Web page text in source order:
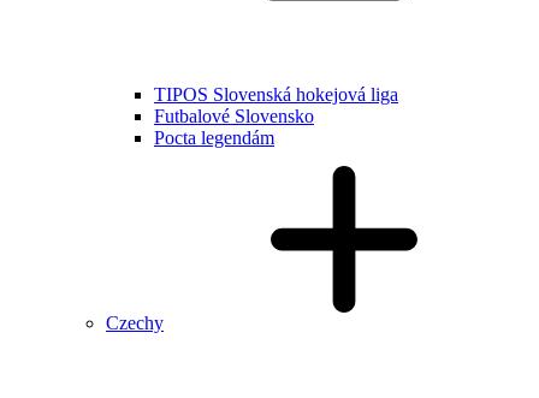
TIPOS Slovenská hokejová liga
Futbalové Slovensko
Pocta legendám
Czechy